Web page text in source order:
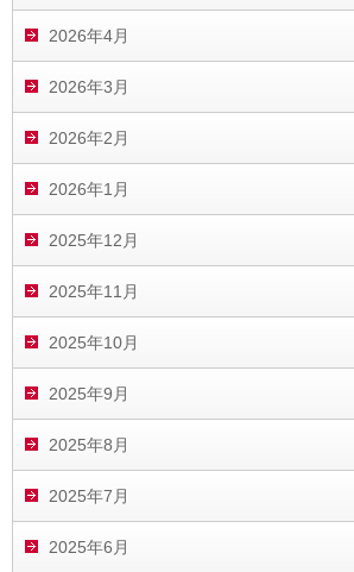
2026年4月
2026年3月
2026年2月
2026年1月
2025年12月
2025年11月
2025年10月
2025年9月
2025年8月
2025年7月
2025年6月